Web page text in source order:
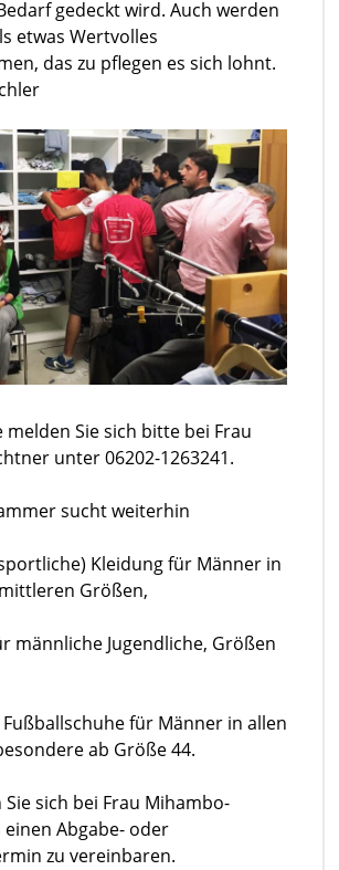
gedeckt wird. Auch werden
etwas Wertvolles
das zu pflegen es sich lohnt.
melden Sie sich bitte bei Frau
unter 06202-1263241.
sucht weiterhin
Kleidung für Männer in
Größen,
männliche Jugendliche, Größen
für Männer in allen
ab Größe 44.
sich bei Frau Mihambo-
Abgabe- oder
zu vereinbaren.